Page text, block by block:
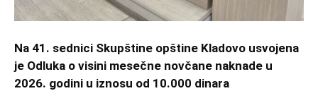
Na 41. sednici Skupštine opštine Kladovo usvojena
je Odluka o visini mesečne novčane naknade u
2026. godini u iznosu od 10.000 dinara